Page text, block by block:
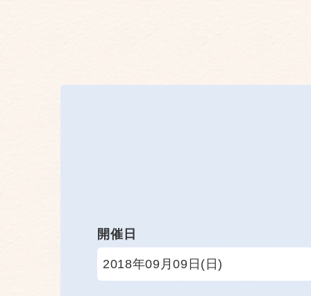
開催日
2018年09月09日(日)